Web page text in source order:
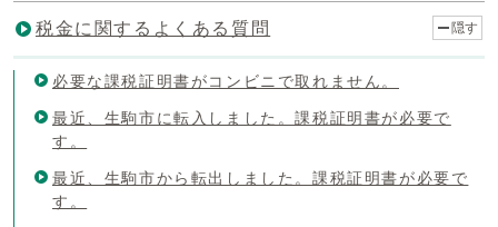
税金に関するよくある質問 隠す
必要な課税証明書がコンビニで取れません。
最近、生駒市に転入しました。課税証明書が必要で
す。
最近、生駒市から転出しました。課税証明書が必要で
す。